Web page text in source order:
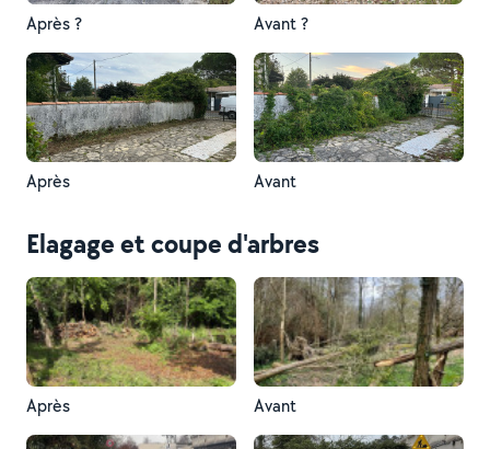
Après ? Avant ?
Après Avant
Elagage et coupe d'arbres
Après Avant